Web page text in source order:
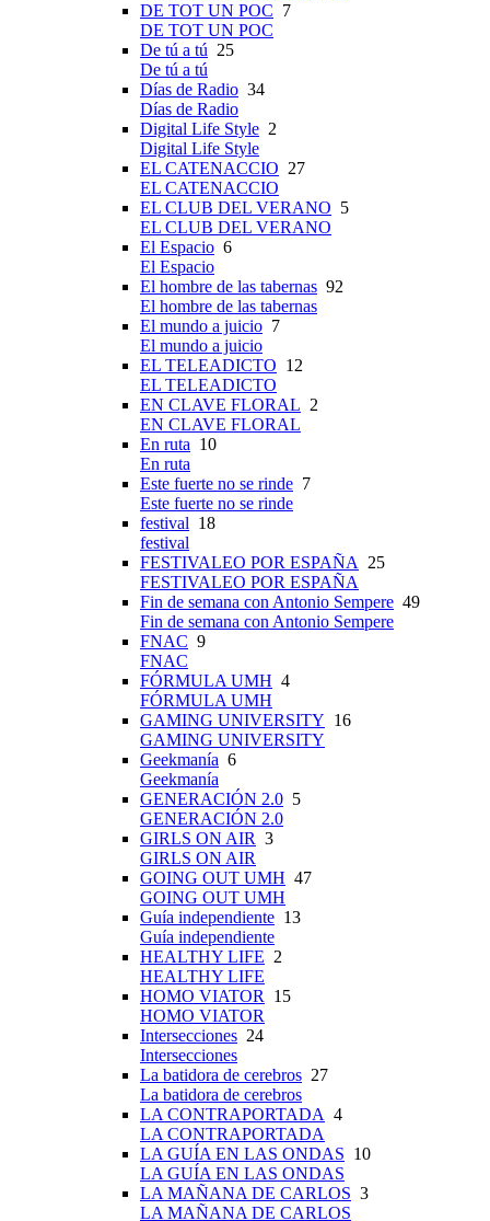
DE TOT UN POC 7
DE TOT UN POC
De tú a tú 25
De tú a tú
Días de Radio 34
Días de Radio
Digital Life Style 2
Digital Life Style
EL CATENACCIO 27
EL CATENACCIO
EL CLUB DEL VERANO 5
EL CLUB DEL VERANO
El Espacio 6
El Espacio
El hombre de las tabernas 92
El hombre de las tabernas
El mundo a juicio 7
El mundo a juicio
EL TELEADICTO 12
EL TELEADICTO
EN CLAVE FLORAL 2
EN CLAVE FLORAL
En ruta 10
En ruta
Este fuerte no se rinde 7
Este fuerte no se rinde
festival 18
festival
FESTIVALEO POR ESPAÑA
25
FESTIVALEO POR ESPAÑA
Fin de semana con Antonio Sempere 49
Fin de semana con Antonio Sempere
FNAC 9
FNAC
FÓRMULA UMH 4
FÓRMULA UMH
GAMING UNIVERSITY 16
GAMING UNIVERSITY
Geekmanía 6
Geekmanía
GENERACIÓN 2.0 5
GENERACIÓN 2.0
GIRLS ON AIR 3
GIRLS ON AIR
GOING OUT UMH 47
GOING OUT UMH
Guía independiente 13
Guía independiente
HEALTHY LIFE 2
HEALTHY LIFE
HOMO VIATOR
15
HOMO VIATOR
Intersecciones 24
Intersecciones
La batidora de cerebros 27
La batidora de cerebros
LA CONTRAPORTADA 4
LA CONTRAPORTADA
LA GUÍA EN LAS ONDAS 10
LA GUÍA EN LAS ONDAS
LA MAÑANA DE CARLOS 3
LA MAÑANA DE CARLOS